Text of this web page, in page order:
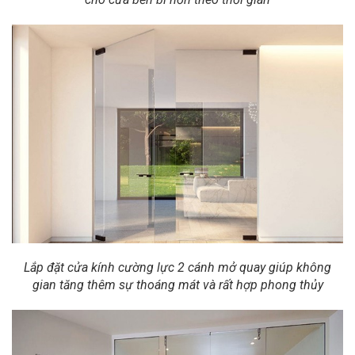
Lắp đặt cửa kính cường lực 2 cánh mở quay giúp không
gian tăng thêm sự thoáng mát và rất hợp phong thủy